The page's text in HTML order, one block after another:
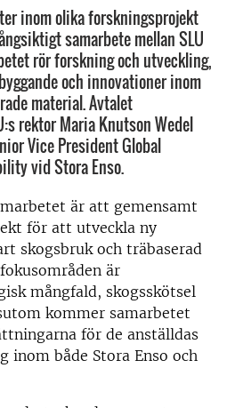
inom olika forskningsprojekt
samarbete mellan SLU
rör forskning och utveckling,
och innovationer inom
material. Avtalet
rektor Maria Knutson Wedel
Vice President Global
vid Stora Enso.
är att gemensamt
för att utveckla ny
skogsbruk och träbaserad
är
mångfald, skogsskötsel
kommer samarbetet
för de anställdas
inom både Stora Enso och